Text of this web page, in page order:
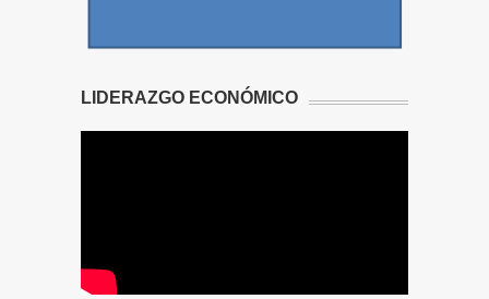
LIDERAZGO ECONÓMICO